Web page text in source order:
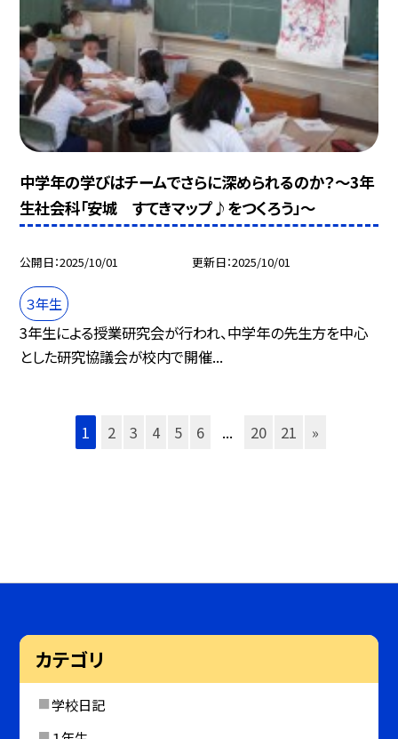
中学年の学びはチームでさらに深められるのか？～3年
生社会科「安城 すてきマップ♪をつくろう」～
公開日 2025/10/01 更新日 2025/10/01
３年生
3年生による授業研究会が行われ、中学年の先生方を中心
とした研究協議会が校内で開催...
1 2 3 4 5 6 ... 20 21 »
カテゴリ
学校日記